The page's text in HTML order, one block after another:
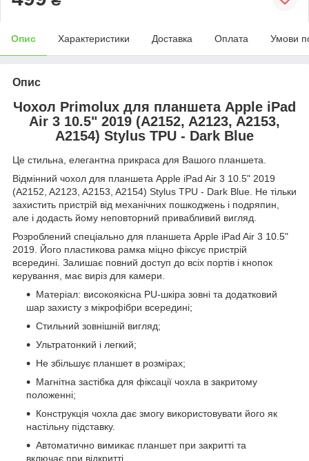
Опис Характеристики Доставка Оплата Умови
Опис
Чохол Primolux для планшета Apple iPad
Air 3 10.5" 2019 (A2152, A2123, A2153,
A2154) Stylus TPU - Dark Blue
Це стильна, елегантна прикраса для Вашого планшета.
Відмінний чохол для планшета Apple iPad Air 3 10.5" 2019
(A2152, A2123, A2153, A2154) Stylus TPU - Dark Blue. Не тільки
захистить пристрій від механічних пошкоджень і подряпин,
але і додасть йому неповторний привабливий вигляд.
Розроблений спеціально для планшета Apple iPad Air 3 10.5"
2019. Його пластикова рамка міцно фіксує пристрій
всередині. Залишає повний доступ до всіх портів і кнопок
керування, має виріз для камери.
Матеріал: високоякісна PU-шкіра зовні та додатковий
шар захисту з мікрофібри всередині;
Стильний зовнішній вигляд;
Ультратонкий і легкий;
Не збільшує планшет в розмірах;
Магнітна застібка для фіксації чохла в закритому
положенні;
Конструкція чохла дає змогу використовувати його як
настільну підставку.
Автоматично вимикає планшет при закритті та
включає при відкритті.